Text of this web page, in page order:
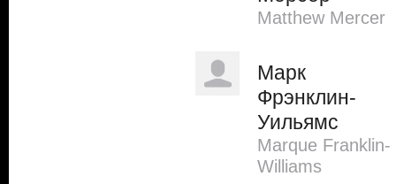
Matthew Mercer
Марк
Фрэнклин-
Уильямс
Marque Franklin-
Williams